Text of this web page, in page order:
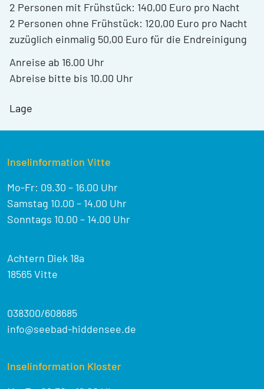
2 Personen mit Frühstück: 140,00 Euro pro Nacht
2 Personen ohne Frühstück: 120,00 Euro pro Nacht
zuzüglich einmalig 50,00 Euro für die Endreinigung
Anreise ab 16.00 Uhr
Abreise bitte bis 10.00 Uhr
Lage
Inselinformation Vitte
Mo-Fr: 09.30 – 16.00 Uhr
Samstag 10.00 – 14.00 Uhr
Sonntags 10.00 – 14.00 Uhr
Achtern Diek 18a
18565 Vitte
038300/608685
info@seebad-hiddensee.de
Inselinformation Kloster